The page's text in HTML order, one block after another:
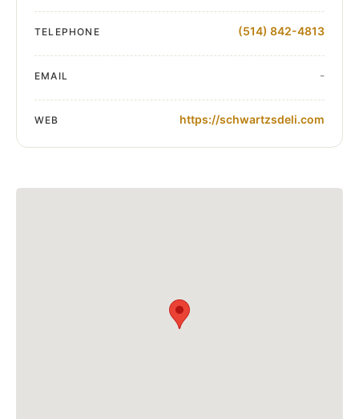
TELEPHONE (514) 842-4813
EMAIL -
WEB https://schwartzsdeli.com